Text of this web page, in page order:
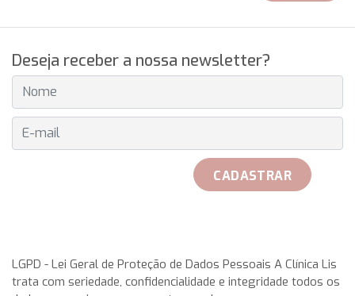
Deseja receber a nossa newsletter?
E-MAIL
CADASTRAR
her teammates. Rosa Garca Malea received on 25 May from
the hand of Don Javier Pomar, along with a azure very with
LGPD - Lei Geral de Proteção de Dados Pessoais A Clínica Lis
trata com seriedade, confidencialidade e integridade todos os